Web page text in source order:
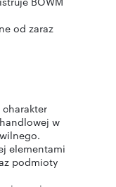
od zaraz
w
elementami
podmioty